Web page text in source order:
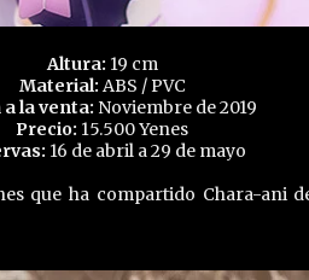
Altura: 19 cm
Material: ABS / PVC
a la venta: Noviembre de 2019
Precio: 15.500 Yenes
16 de abril a 29 de mayo
que ha compartido Chara-ani